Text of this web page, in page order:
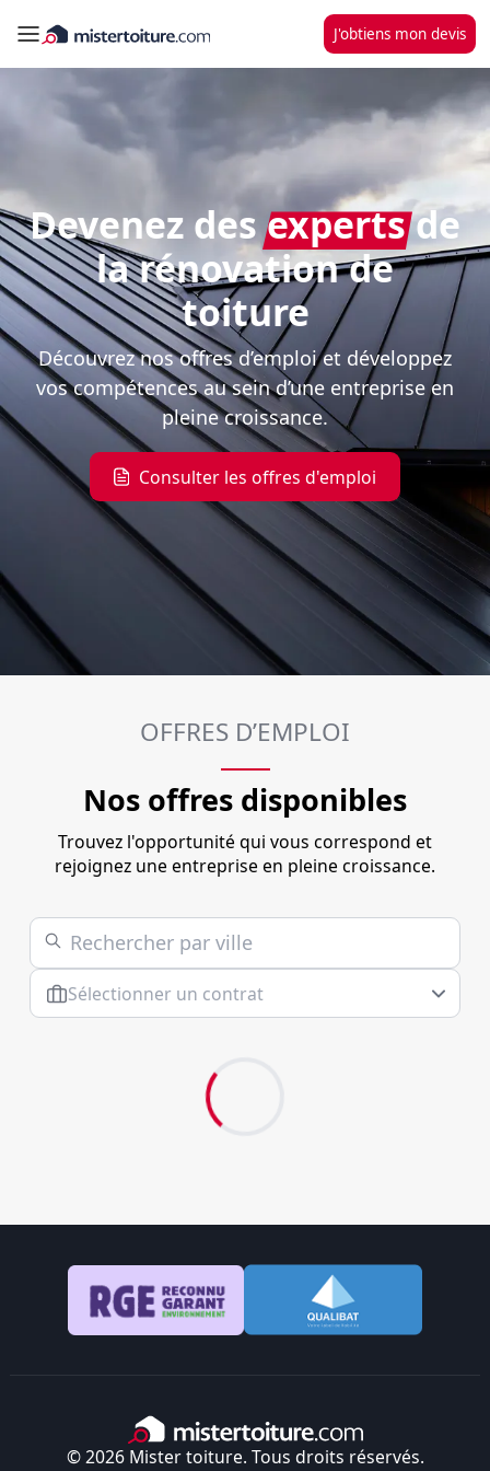
J'obtiens mon devis
Devenez des expertsde
la rénovation de
toiture
Découvrez nos offres d’emploi et développez
vos compétences au sein d’une entreprise en
pleine croissance.
Consulter les offres d'emploi
OFFRES D’EMPLOI
Nos offres disponibles
Trouvez l'opportunité qui vous correspond et
rejoignez une entreprise en pleine croissance.
Sélectionner un contrat
© 2026 Mister toiture. Tous droits réservés.